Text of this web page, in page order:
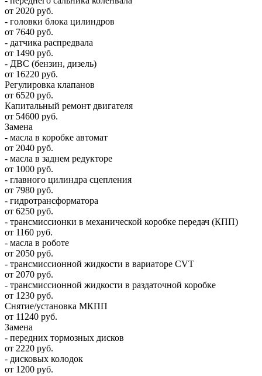
от 2020 руб.
- головки блока цилиндров
от 7640 руб.
- датчика распредвала
от 1490 руб.
- ДВС (бензин, дизель)
от 16220 руб.
Регулировка клапанов
от 6520 руб.
Капитальный ремонт двигателя
от 54600 руб.
Замена
- масла в коробке автомат
от 2040 руб.
- масла в заднем редукторе
от 1000 руб.
- главного цилиндра сцепления
от 7980 руб.
- гидротрансформатора
от 6250 руб.
- трансмиссионки в механической коробке передач (КПП)
от 1160 руб.
- масла в роботе
от 2050 руб.
- трансмиссионной жидкости в вариаторе CVT
от 2070 руб.
- трансмиссионной жидкости в раздаточной коробке
от 1230 руб.
Снятие/установка МКПП
от 11240 руб.
Замена
- передних тормозных дисков
от 2220 руб.
- дисковых колодок
от 1200 руб.